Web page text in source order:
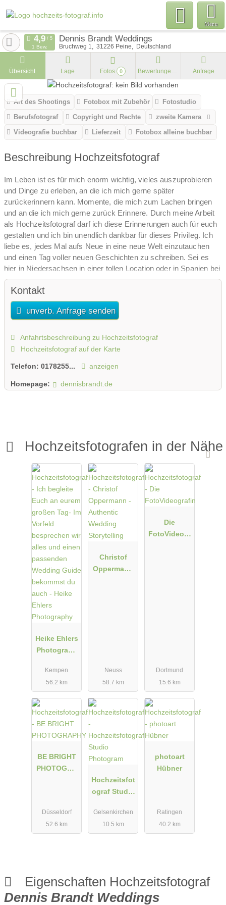
Menu
Dennis Brandt Weddings
Bruchweg 1 31226 Peine Deutschland
1 Bew.
Übersicht Lage Fotos 0 Bewertungen Anfrage
Art des Shootings Fotobox mit Zubehör
Fotostudio
Berufsfotograf
Copyright und Rechte
zweite Kamera
Videografie buchbar
Lieferzeit Fotobox alleine buchbar
Beschreibung Hochzeitsfotograf
Im Leben ist es für mich enorm wichtig, vieles auszuprobieren
und Dinge zu erleben, an die ich mich gerne später
zurückerinnern kann. Momente, die mich zum Lachen bringen
und an die ich mich gerne zurück Erinnere. Durch meine Arbeit
als Hochzeitsfotograf darf ich diese Erinnerungen auch für euch
gestalten und ich bin unendlich dankbar für dieses Privileg. Ich
liebe es, jedes Mal aufs Neue in eine neue Welt einzutauchen
und einen Tag voller neuen Geschichten zu schreiben. Sei es
hier in Niedersachsen in einer tollen Location oder in Spanien bei
einer freien Trauung am Strand.
Kontakt
unverb. Anfrage senden
Anfahrtsbeschreibung zu Hochzeitsfotograf
Hochzeitsfotograf auf der Karte
Telefon: 0178255... anzeigen
Homepage: dennisbrandt.de
Hochzeitsfotografen in der Nähe
Heike Ehlers
Photograph
Kempen
56.2 km
Christof
Oppermann
Neuss
58.7 km
Die
FotoVideogr
Dortmund
15.6 km
BE BRIGHT
PHOTOGRA
Düsseldorf
52.6 km
Hochzeitsfot
ograf Studio
Gelsenkirchen
10.5 km
photoart
Hübner
Ratingen
40.2 km
Eigenschaften Hochzeitsfotograf
Dennis Brandt Weddings